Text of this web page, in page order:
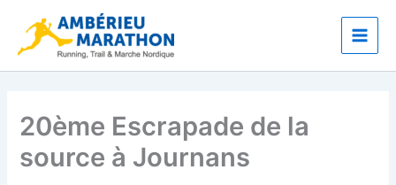
contenu
Main
20ème Escrapade de la
source à Journans